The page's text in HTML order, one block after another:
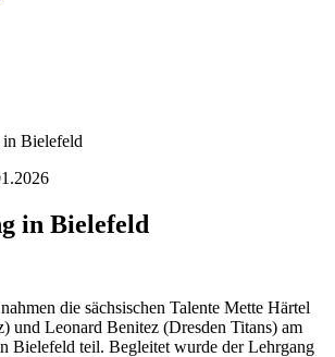
Bielefeld
in Bielefeld
die sächsischen Talente Mette Härtel
und Leonard Benitez (Dresden Titans) am
Bielefeld teil. Begleitet wurde der Lehrgang